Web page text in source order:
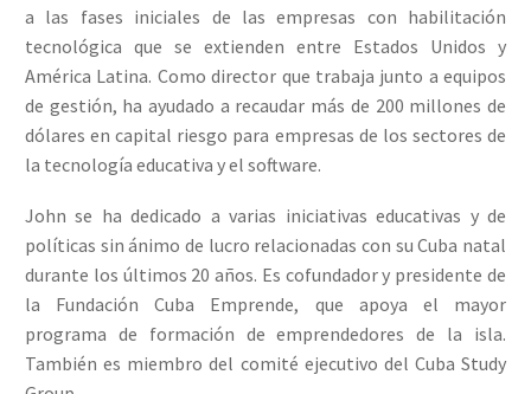
a las fases iniciales de las empresas con habilitación
tecnológica que se extienden entre Estados Unidos y
América Latina. Como director que trabaja junto a equipos
de gestión, ha ayudado a recaudar más de 200 millones de
dólares en capital riesgo para empresas de los sectores de
la tecnología educativa y el software.
John se ha dedicado a varias iniciativas educativas y de
políticas sin ánimo de lucro relacionadas con su Cuba natal
durante los últimos 20 años. Es cofundador y presidente de
la Fundación Cuba Emprende, que apoya el mayor
programa de formación de emprendedores de la isla.
También es miembro del comité ejecutivo del Cuba Study